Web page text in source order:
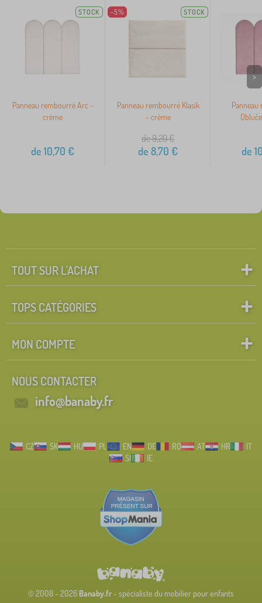
STOCK
Panneau rembourré Arc -
crème
de 10,70 €
-5% STOCK
Panneau rembourré Klasik
- crème
de 9,20€
de 8,70 € de
>
TOUT SUR L'ACHAT
TOPS CATÉGORIES
MON COMPTE
NOUS CONTACTER
info@banaby.fr
CZ SK HU PL EN DE RO AT HR
IT
SI
IE
© 2008 - 2026 Banaby.fr- spécialiste du mobilier pour enfants